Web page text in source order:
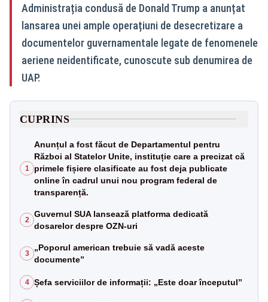
Administrația condusă de Donald Trump a anunțat
lansarea unei ample operațiuni de desecretizare a
documentelor guvernamentale legate de fenomenele
aeriene neidentificate, cunoscute sub denumirea de
UAP.
CUPRINS
1
Anunțul a fost făcut de Departamentul pentru
Război al Statelor Unite, instituție care a precizat că
primele fișiere clasificate au fost deja publicate
online în cadrul unui nou program federal de
transparență.
2
Guvernul SUA lansează platforma dedicată
dosarelor despre OZN-uri
3
„Poporul american trebuie să vadă aceste
documente”
4 Șefa serviciilor de informații: „Este doar începutul”